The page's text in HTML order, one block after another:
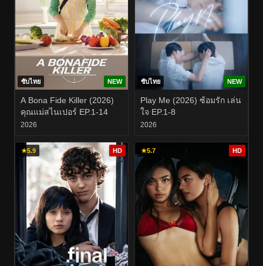
ซับไทย NEW
A Bona Fide Killer (2026)
คุณแม่สไนเปอร์ EP.1-14
2026
ซับไทย NEW
Play Me (2026) ซ้อมรัก เล่น
ใจ EP.1-8
2026
★5.9 HD ★5.7 HD